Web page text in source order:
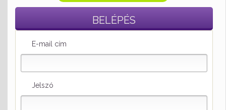
BELÉPÉS
E-mail cím
Jelszó